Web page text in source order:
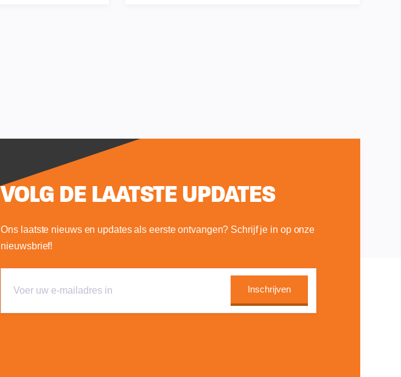
VOLG DE LAATSTE UPDATES
Ons laatste nieuws en updates als eerste ontvangen? Schrijf je in op onze
nieuwsbrief!